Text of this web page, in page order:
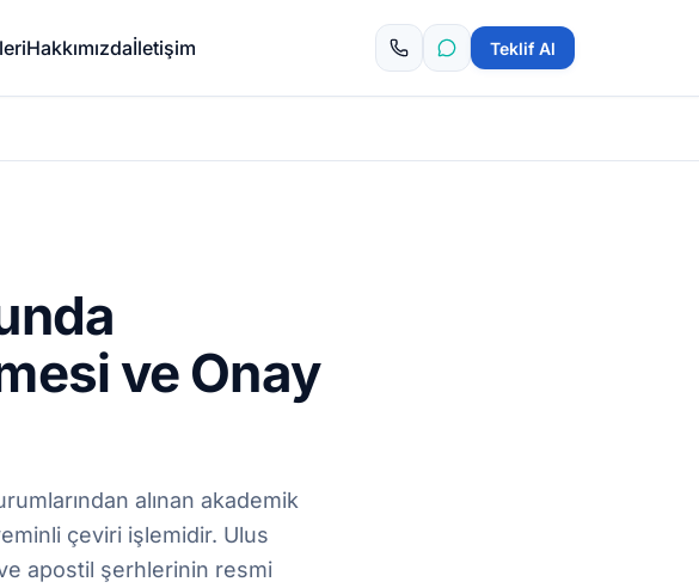
Hakkımızdaİletişim Teklif Al
ve Onay
alınan akademik
çeviri işlemidir. Ulus
apostil şerhlerinin resmi